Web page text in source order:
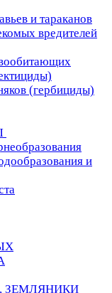
и тараканов
вредителей
(гербициды)
и
ЗЕМЛЯНИКИ